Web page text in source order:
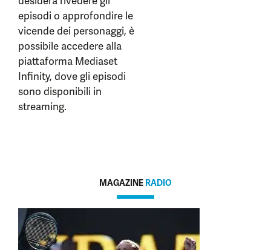
episodi o approfondire le
vicende dei personaggi, è
possibile accedere alla
piattaforma Mediaset
Infinity, dove gli episodi
sono disponibili in
streaming.
MAGAZINE RADIO